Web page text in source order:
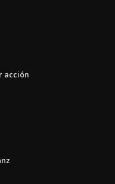
acción